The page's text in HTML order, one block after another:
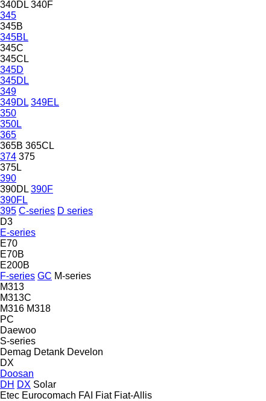
340DL 340F
345
345B
345BL
345C
345CL
345D
345DL
349
349DL 349EL
350
350L
365
365B 365CL
374 375
375L
390
390DL 390F
390FL
395 C-series D series
D3
E-series
E70
E70B
E200B
F-series GC M-series
M313
M313C
M316 M318
PC
Daewoo
S-series
Demag Detank Develon
DX
Doosan
DH DX Solar
Etec Eurocomach FAI Fiat Fiat-Allis